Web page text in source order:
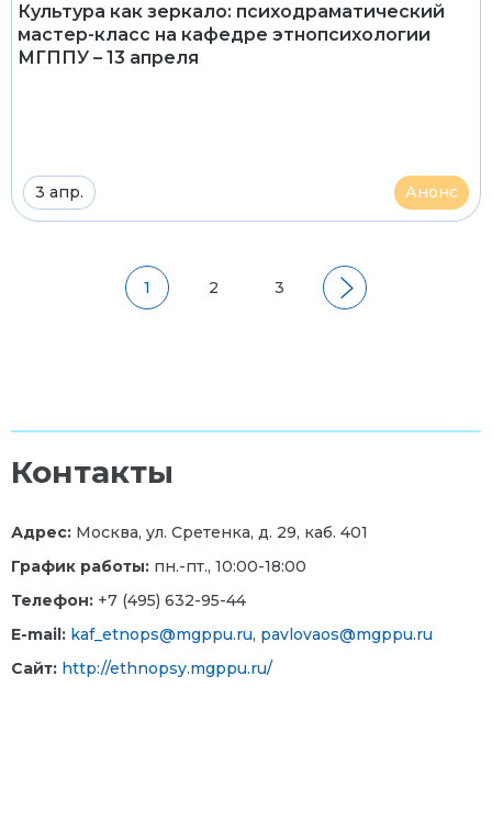
Культура как зеркало: психодраматический
мастер-класс на кафедре этнопсихологии
МГППУ – 13 апреля
3 апр. Анонс
1 2 3
Контакты
Адрес: Москва, ул. Сретенка, д. 29, каб. 401
График работы: пн.-пт., 10:00-18:00
Телефон: +7 (495) 632-95-44
E-mail: kaf_etnops@mgppu.ru, pavlovaos@mgppu.ru
Сайт: http://ethnopsy.mgppu.ru/